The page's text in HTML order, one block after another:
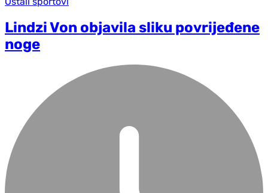
Lindzi Von objavila sliku povrijeđene
noge